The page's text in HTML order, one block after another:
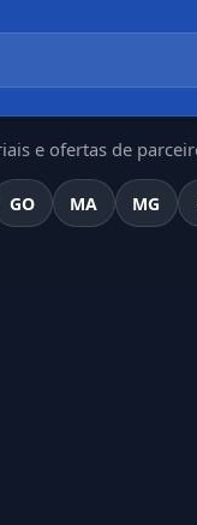
e ofertas de
GO MA MG